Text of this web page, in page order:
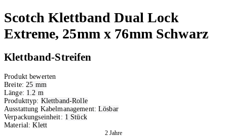
Scotch Klettband Dual Lock
Extreme, 25mm x 76mm Schwarz
Klettband-Streifen
Produkt bewerten
Breite: 25 mm
Länge: 1.2 m
Produkttyp: Klettband-Rolle
Ausstattung Kabelmanagement:Lösbar
Verpackungseinheit: 1 Stück
Material:Klett
2 Jahre